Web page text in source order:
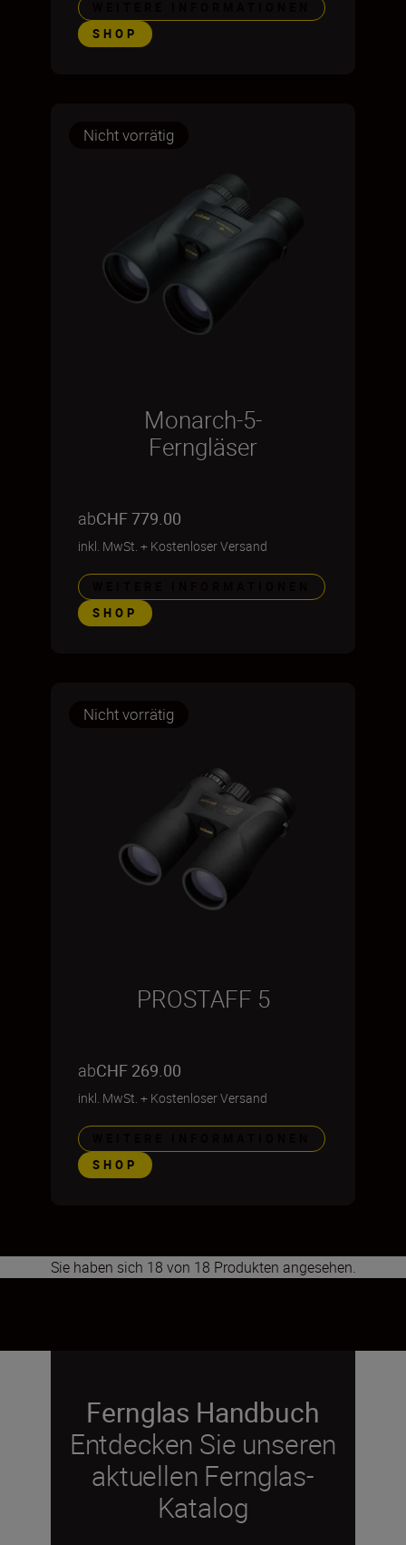
SHOP
Nicht vorrätig
Monarch-5-
Ferngläser
abCHF 779.00
inkl. MwSt. + Kostenloser Versand
SHOP
Nicht vorrätig
PROSTAFF 5
abCHF 269.00
inkl. MwSt. + Kostenloser Versand
SHOP
Sie haben sich 18 von 18 Produkten angesehen.
Fernglas Handbuch
Entdecken Sie unseren
aktuellen Fernglas-
Katalog